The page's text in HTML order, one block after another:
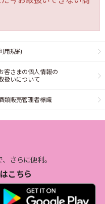
用規約
客さまの個人情報の
扱いについて
類販売管理者標識
さらに便利。
こちら